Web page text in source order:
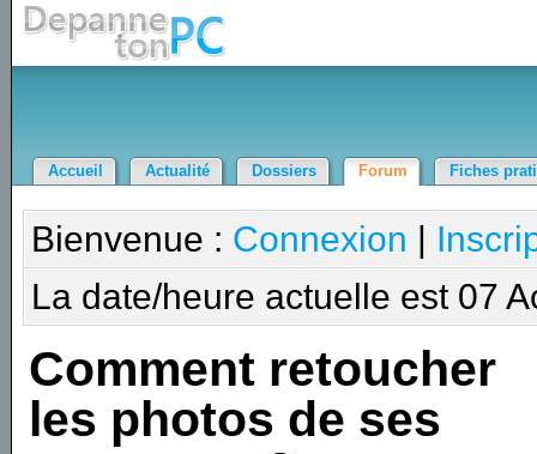
Accueil Actualité Dossiers Forum Fiches
Bienvenue : Connexion |
La date/heure actuelle est 07
Comment retoucher
les photos de ses